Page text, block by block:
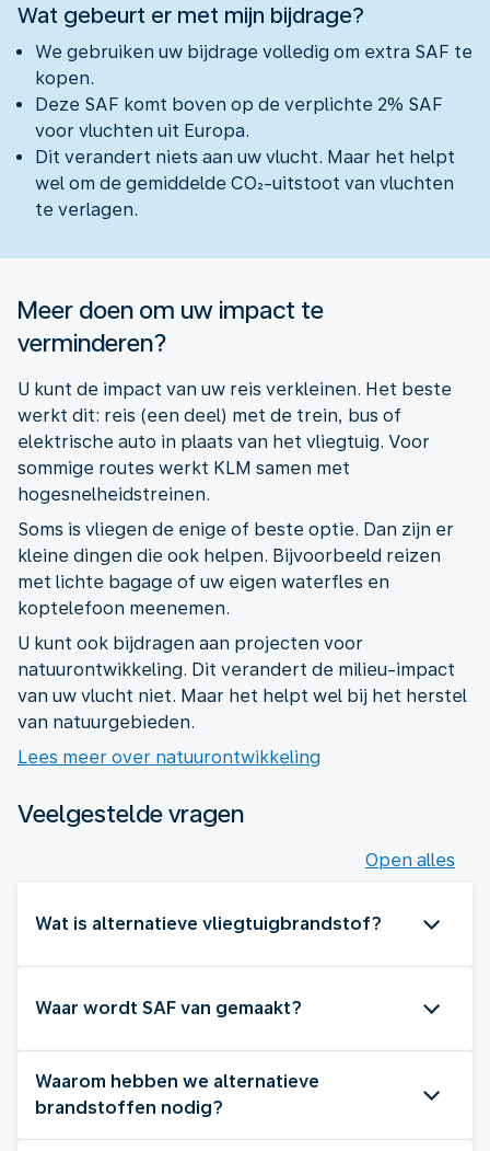
Wat gebeurt er met mijn bijdrage?
We gebruiken uw bijdrage volledig om extra SAF te
kopen.
Deze SAF komt boven op de verplichte 2% SAF
voor vluchten uit Europa.
Dit verandert niets aan uw vlucht. Maar het helpt
wel om de gemiddelde CO₂-uitstoot van vluchten
te verlagen.
Meer doen om uw impact te
verminderen?
U kunt de impact van uw reis verkleinen. Het beste
werkt dit: reis (een deel) met de trein, bus of
elektrische auto in plaats van het vliegtuig. Voor
sommige routes werkt KLM samen met
hogesnelheidstreinen.
Soms is vliegen de enige of beste optie. Dan zijn er
kleine dingen die ook helpen. Bijvoorbeeld reizen
met lichte bagage of uw eigen waterfles en
koptelefoon meenemen.
U kunt ook bijdragen aan projecten voor
natuurontwikkeling. Dit verandert de milieu-impact
van uw vlucht niet. Maar het helpt wel bij het herstel
van natuurgebieden.
Lees meer over natuurontwikkeling
Veelgestelde vragen
Open alles
Wat is alternatieve vliegtuigbrandstof?
Waar wordt SAF van gemaakt?
Waarom hebben we alternatieve
brandstoffen nodig?